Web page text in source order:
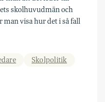
skolhuvudmän och
visa hur det i så fall
Skolpolitik